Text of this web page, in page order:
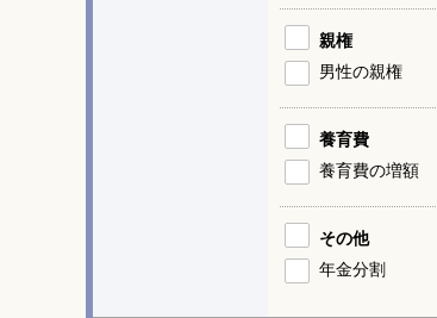
親権
男性の親権
養育費
養育費の増額
その他
年金分割